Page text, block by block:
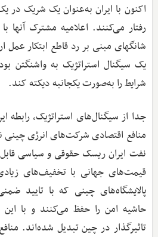
اکنون با ایران به‌عنوان یک شریک در
رفتار می‌کنند. اعلامیه مشترک آنها
شانگهای مبنی بر رد قاطع ابتکار عمل
یک سیگنال استراتژیک به واشنگتن
شرایط را به‌صورت یکجانبه دیکته کند.
جدا از سیگنال‌های استراتژیک، رابطه
منافع اقتصادی شرکت‌های انرژی چینی
نفت ایران ریسک حقوقی و سیاسی
قیمت‌های جهانی با تخفیف‌های
پالایشگاه‌های چینی که با تایید
حاشیه امن را حفظ می‌کنند و با
تاثیرگذار در چین تبدیل شده‌اند.